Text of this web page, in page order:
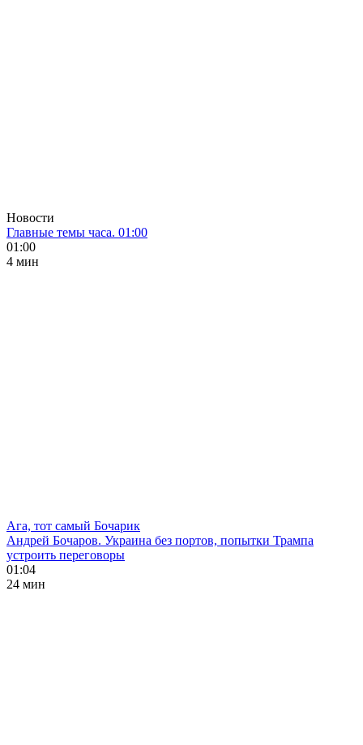
Новости
Главные темы часа. 01:00
01:00
4 мин
Ага, тот самый Бочарик
Андрей Бочаров. Украина без портов, попытки Трампа
устроить переговоры
01:04
24 мин